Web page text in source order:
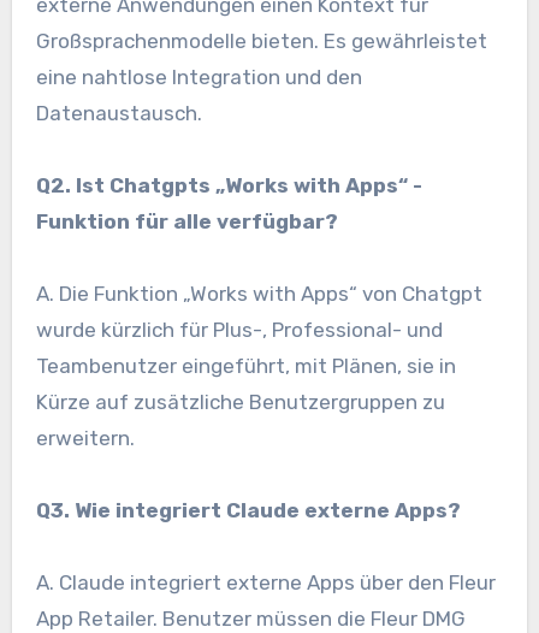
externe Anwendungen einen Kontext für
Großsprachenmodelle bieten. Es gewährleistet
eine nahtlose Integration und den
Datenaustausch.
Q2. Ist Chatgpts „Works with Apps“ -
Funktion für alle verfügbar?
A. Die Funktion „Works with Apps“ von Chatgpt
wurde kürzlich für Plus-, Professional- und
Teambenutzer eingeführt, mit Plänen, sie in
Kürze auf zusätzliche Benutzergruppen zu
erweitern.
Q3. Wie integriert Claude externe Apps?
A. Claude integriert externe Apps über den Fleur
App Retailer. Benutzer müssen die Fleur DMG